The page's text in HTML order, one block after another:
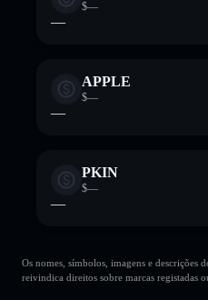
$—
—
APPLE
$—
—
PKIN
$—
—
Os nomes, símbolos, imagens e descrições
reivindica direitos sobre marcas registadas